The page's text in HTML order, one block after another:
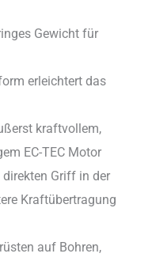
Gewicht für
erleichtert das
kraftvollem,
EC-TEC Motor
Griff in der
Kraftübertragung
auf Bohren,